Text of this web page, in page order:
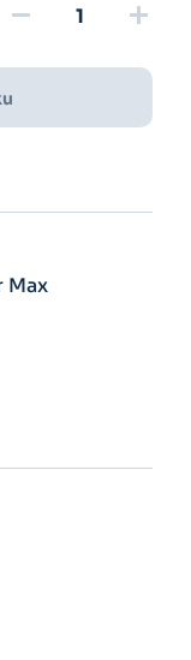
remove add
Max